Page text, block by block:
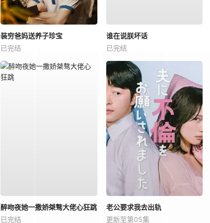
装穷爸妈送养子珍宝
已完结
谁在说朕坏话
已完结
醉吻夜她一撒娇桀骜大佬心狂跳
已完结
老公要求我去出轨
更新至第05集